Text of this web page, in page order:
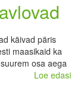
käivad päris
maasikaid ka
osa aega
Loe edasi